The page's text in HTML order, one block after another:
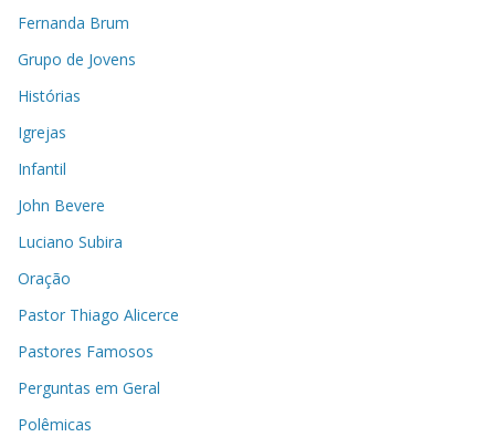
Fernanda Brum
Grupo de Jovens
Histórias
Igrejas
Infantil
John Bevere
Luciano Subira
Oração
Pastor Thiago Alicerce
Pastores Famosos
Perguntas em Geral
Polêmicas